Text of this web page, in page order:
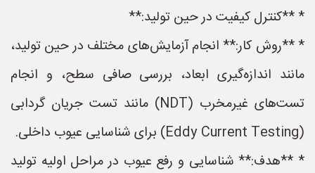
* **کنترل کیفیت در حین تولید:**
* **روش کار:** انجام آزمایش‌های مختلف در حین تولید،
مانند اندازه‌گیری ابعاد، بررسی صافی سطح، و انجام
تست‌های غیرمخرب (NDT) مانند تست جریان گردابی
(Eddy Current Testing) برای شناسایی عیوب داخلی.
* **هدف:** شناسایی و رفع عیوب در مراحل اولیه تولید